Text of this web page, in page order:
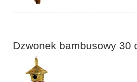
Dzwonek bambusowy 30